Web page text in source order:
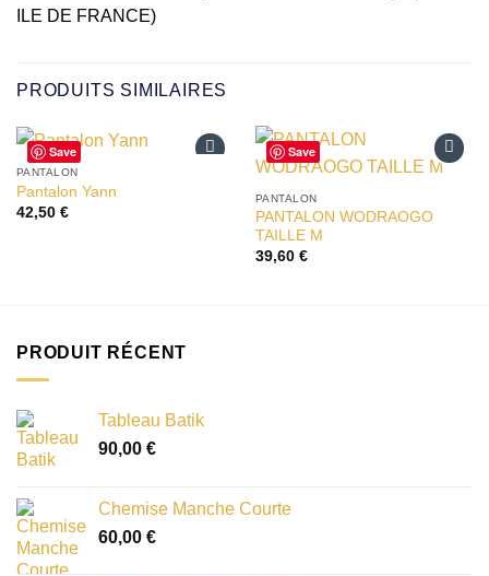
ILE DE FRANCE)
PRODUITS SIMILAIRES
Save
PANTALON
Pantalon Yann
42,50 €
Save
d’envies
PANTALON
PANTALON WODRAOGO
TAILLE M
39,60 €
PRODUIT RÉCENT
Tableau Batik
90,00 €
Chemise Manche Courte
60,00 €